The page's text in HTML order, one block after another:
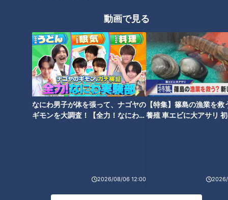
動画で見る
なにわ男子が体を張って、ナゴヤの
ギモンを大調査！【全力！なにわ実
2026/08/06 12:00
【特集】篠島の漁業を救
養殖 車エビに大アサリ
なんとたった6分で氷が完成！5
分でドリンクが氷点下に！ 家電
マニア激推しの“最新ひえひえ家
電”使ってみると？
「蚊」に刺されないための対策
を体を張って実験 ポイントは
「足のにおい」？
ね！」…世界一楽なスクワッ
テ」対策